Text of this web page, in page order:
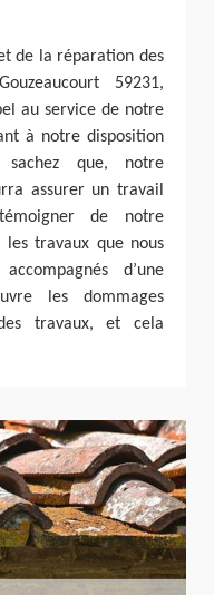
de la réparation des
59231,
au service de notre
à notre disposition
que, notre
assurer un travail
de notre
les travaux que nous
d’une
les dommages
travaux, et cela